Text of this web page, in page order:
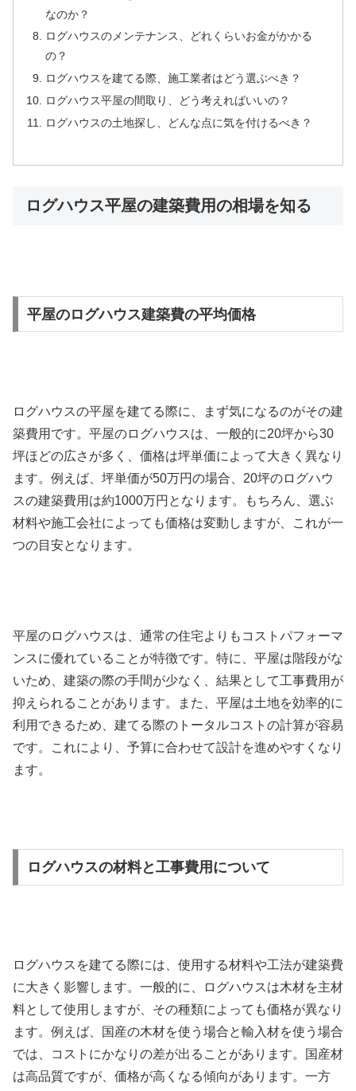
なのか？
ログハウスのメンテナンス、どれくらいお金がかかる
の？
ログハウスを建てる際、施工業者はどう選ぶべき？
ログハウス平屋の間取り、どう考えればいいの？
ログハウスの土地探し、どんな点に気を付けるべき？
ログハウス平屋の建築費用の相場を知る
平屋のログハウス建築費の平均価格
ログハウスの平屋を建てる際に、まず気になるのがその建
築費用です。平屋のログハウスは、一般的に20坪から30
坪ほどの広さが多く、価格は坪単価によって大きく異なり
ます。例えば、坪単価が50万円の場合、20坪のログハウ
スの建築費用は約1000万円となります。もちろん、選ぶ
材料や施工会社によっても価格は変動しますが、これが一
つの目安となります。
平屋のログハウスは、通常の住宅よりもコストパフォーマ
ンスに優れていることが特徴です。特に、平屋は階段がな
いため、建築の際の手間が少なく、結果として工事費用が
抑えられることがあります。また、平屋は土地を効率的に
利用できるため、建てる際のトータルコストの計算が容易
です。これにより、予算に合わせて設計を進めやすくなり
ます。
ログハウスの材料と工事費用について
ログハウスを建てる際には、使用する材料や工法が建築費
に大きく影響します。一般的に、ログハウスは木材を主材
料として使用しますが、その種類によっても価格が異なり
ます。例えば、国産の木材を使う場合と輸入材を使う場合
では、コストにかなりの差が出ることがあります。国産材
は高品質ですが、価格が高くなる傾向があります。一方